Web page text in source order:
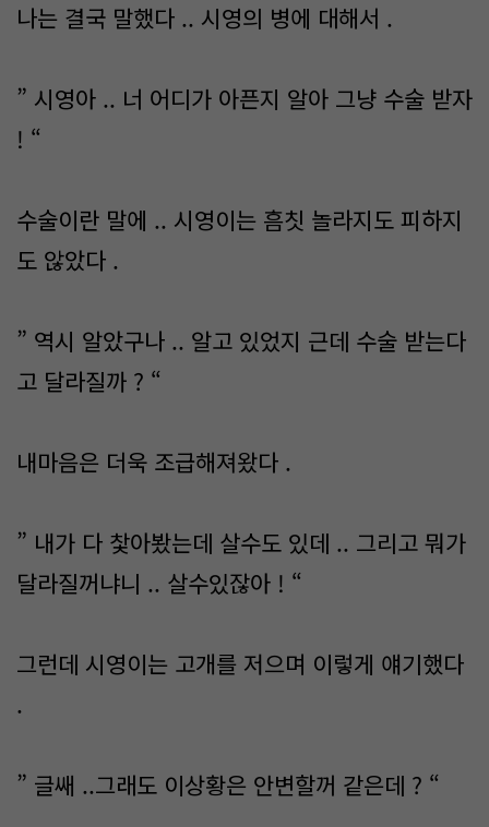
나는 결국 말했다 .. 시영의 병에 대해서 .
” 시영아 .. 너 어디가 아픈지 알아 그냥 수술 받자
! “
수술이란 말에 .. 시영이는 흠칫 놀라지도 피하지
도 않았다 .
” 역시 알았구나 .. 알고 있었지 근데 수술 받는다
고 달라질까 ? “
내마음은 더욱 조급해져왔다 .
” 내가 다 찿아봤는데 살수도 있데 .. 그리고 뭐가
달라질꺼냐니 .. 살수있잖아 ! “
그런데 시영이는 고개를 저으며 이렇게 얘기했다
.
” 글쌔 ..그래도 이상황은 안변할꺼 같은데 ? “